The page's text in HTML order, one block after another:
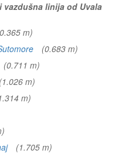
linija od Uvala
m)
(0.683 m)
(0.711 m)
(1.026 m)
m)
(1.705 m)